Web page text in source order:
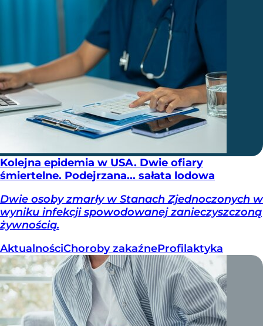
Kolejna epidemia w USA. Dwie ofiary
śmiertelne. Podejrzana... sałata lodowa
Dwie osoby zmarły w Stanach Zjednoczonych w
wyniku infekcji spowodowanej zanieczyszczoną
żywnością.
AktualnościChoroby zakaźneProfilaktyka